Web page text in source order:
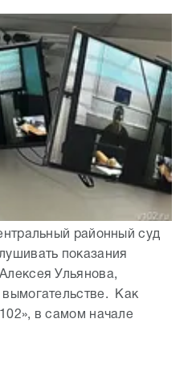
районный суд
показания
Ульянова,
вымогательстве. Как
в самом начале